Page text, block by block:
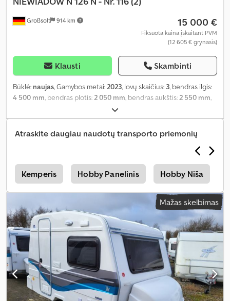
Großsolt 914 km 15 000 €
Fiksuota kaina įskaitant PVM
(12 605 € grynasis)
Klausti Skambinti
Būklė: naujas, Gamybos metai:2023, lovų skaičius: 3, bendras ilgis:
4 500 mm, bendras plotis:2 050 mm, bendras aukštis:2 550 mm,
, bendras svoris:
autonominis šildytuvas,
Atraskite daugiau naudotų transporto priemonių
Kemperis Hobby Panelinis Hobby Niša
Mažas skelbimas